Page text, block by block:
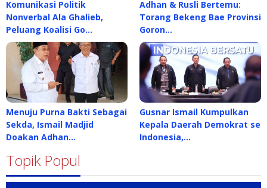
Komunikasi Politik
Nonverbal Ala Ghalieb,
Peluang Koalisi Go…
Adhan & Rusli Bertemu:
Torang Bekeng Bae Provinsi
Goron…
Menuju Purna Bakti Sebagai
Sekda, Ismail Madjid
Doakan Adhan…
Gusnar Ismail Kumpulkan
Kepala Daerah Demokrat se
Indonesia,…
Topik Popul